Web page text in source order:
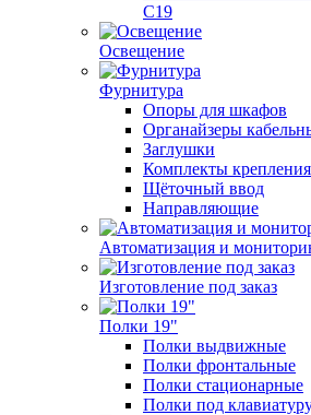
C19
Освещение
Фурнитура
Опоры для шкафов
Органайзеры
Заглушки
Комплекты крепления
Щёточный ввод
Направляющие
Автоматизация и
Изготовление под заказ
Полки 19"
Полки выдвижные
Полки фронтальные
Полки стационарные
Полки под